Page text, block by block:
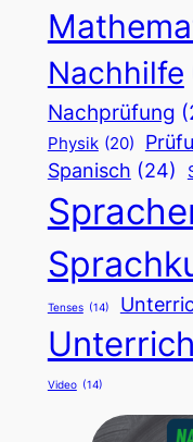
Nachhilfe
Nachprüfung
Physik (20)
Spanisch (24)
Tenses (14)
Video (14)